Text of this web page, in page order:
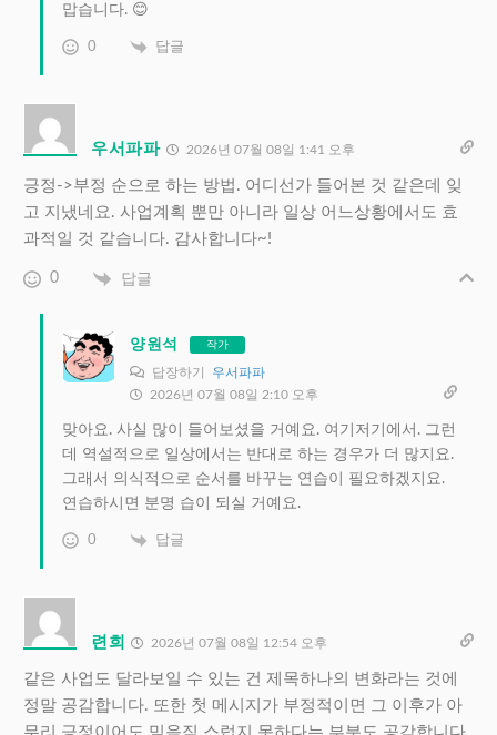
맙습니다. 😊
0 답글
우서파파 2026년 07월 08일 1:41 오후
긍정->부정 순으로 하는 방법. 어디선가 들어본 것 같은데 잊
고 지냈네요. 사업계획 뿐만 아니라 일상 어느상황에서도 효
과적일 것 같습니다. 감사합니다~!
0 답글
양원석 작가
답장하기 우서파파
2026년 07월 08일 2:10 오후
맞아요. 사실 많이 들어보셨을 거예요. 여기저기에서. 그런
데 역설적으로 일상에서는 반대로 하는 경우가 더 많지요.
그래서 의식적으로 순서를 바꾸는 연습이 필요하겠지요.
연습하시면 분명 습이 되실 거예요.
0 답글
련희 2026년 07월 08일 12:54 오후
같은 사업도 달라보일 수 있는 건 제목하나의 변화라는 것에
정말 공감합니다. 또한 첫 메시지가 부정적이면 그 이후가 아